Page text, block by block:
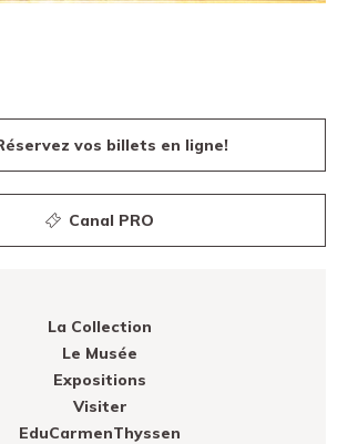
vos billets en ligne!
Canal PRO
La Collection
Le Musée
Expositions
Visiter
EduCarmenThyssen